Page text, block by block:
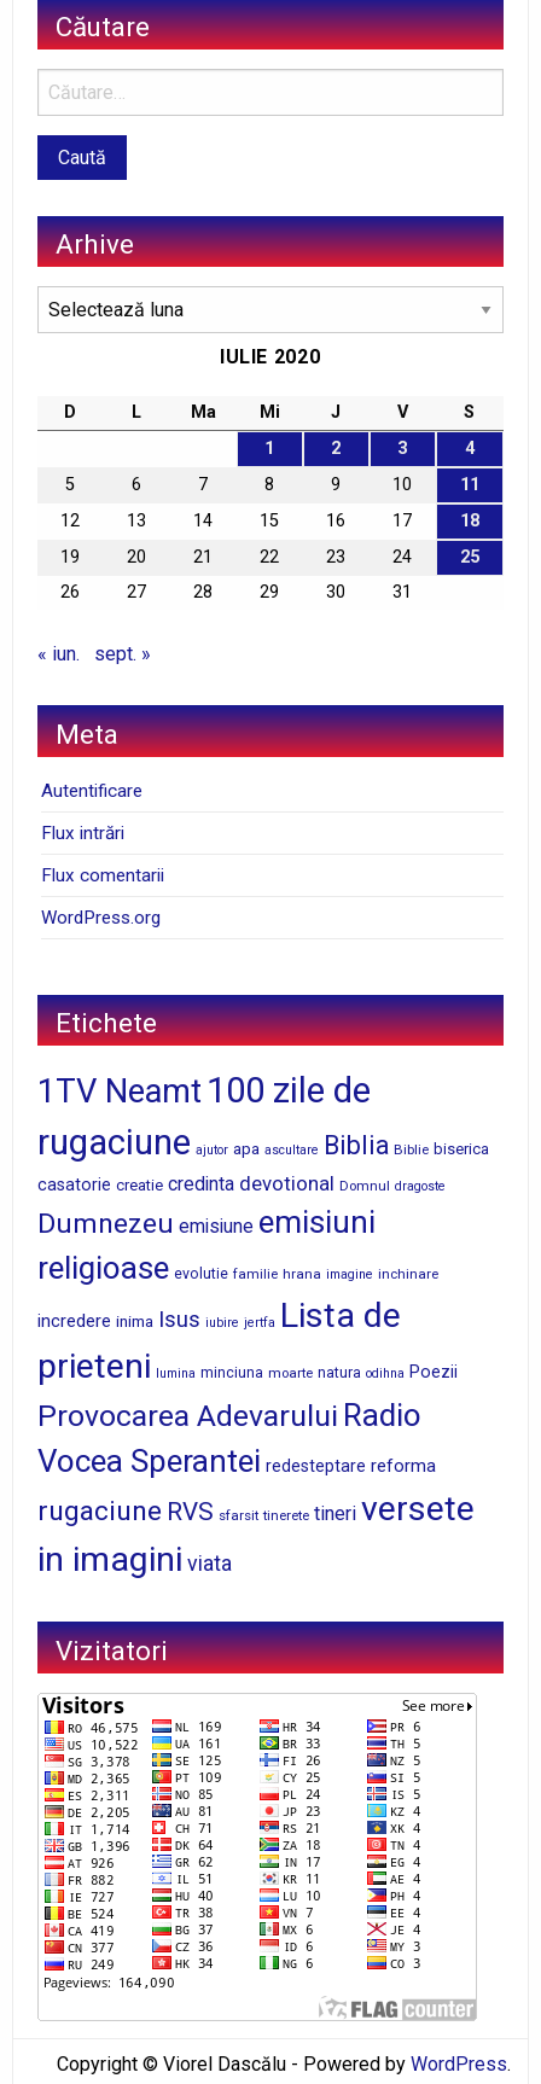
Căutare
Arhive
Arhive
IULIE 2020
D L Ma Mi J V
S
1
2 3
4
5
6 7 8 9 10
11
12
13 14 15 16 17
18
19
20 21 22 23 24
25
26
27 28 29 30 31
« iun. sept. »
Meta
Autentificare
Flux intrări
Flux comentarii
WordPress.org
Etichete
1TV Neamt 100 zile de
rugaciune ajutor apa ascultare Biblia Biblie biserica
casatorie creatie credinta devotional Domnul dragoste
Dumnezeu emisiune emisiuni
religioase evolutie familie hrana imagine inchinare
incredere inima Isus iubire jertfa Lista de
prieteni
lumina minciuna moarte natura odihna Poezii
Provocarea Adevarului Radio
Vocea Sperantei redesteptare reforma
rugaciune RVS sfarsit tinerete tineri versete
in imagini viata
Vizitatori
Copyright © Viorel Dascălu - Powered by WordPress.